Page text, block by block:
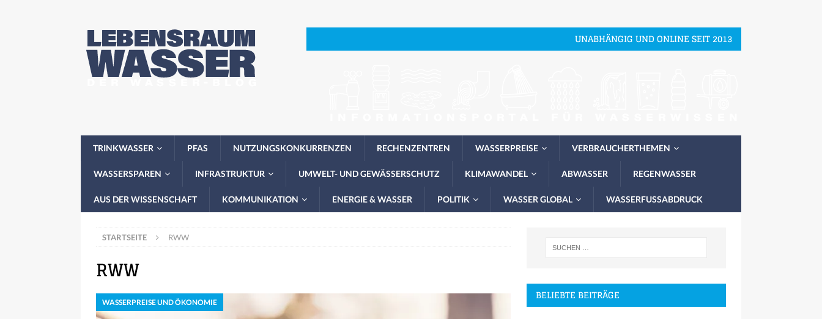
UNABHÄNGIG UND ONLINE SEIT 2013
TRINKWASSER PFAS NUTZUNGSKONKURRENZEN RECHENZENTREN WASSERPREISE VERBRAUCHERTHEMEN
WASSERSPAREN INFRASTRUKTUR UMWELT- UND GEWÄSSERSCHUTZ KLIMAWANDEL ABWASSER REGENWASSER
AUS DER WISSENSCHAFT KOMMUNIKATION ENERGIE & WASSER POLITIK WASSER GLOBAL WASSERFUSSABDRUCK
STARTSEITE RWW
RWW
WASSERPREISE UND ÖKONOMIE BELIEBTE BEITRÄGE